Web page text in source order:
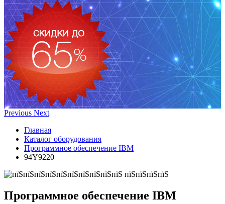
Previous Next
Главная
Каталог оборудования
Программное обеспечение IBM
94Y9220
Программное обеспечение IBM